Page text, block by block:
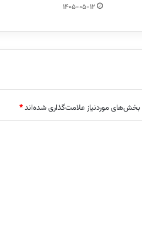
1405-05-12
بخش‌های موردنیاز علامت‌گذاری شده‌اند*